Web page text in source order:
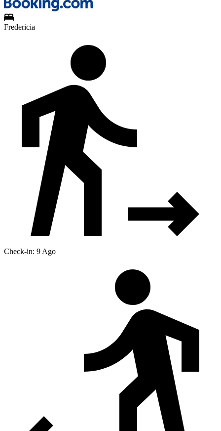
Fredericia
Check-in: 9 Ago